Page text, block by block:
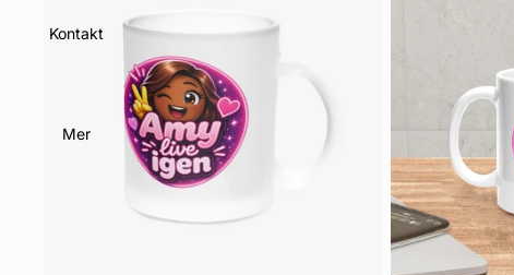
Kontakt
Mer